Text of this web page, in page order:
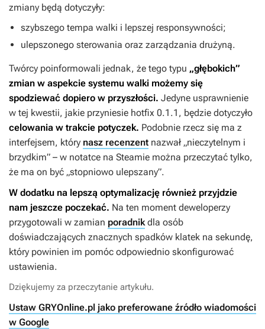
zmiany będą dotyczyły:
szybszego tempa walki i lepszej responsywności;
ulepszonego sterowania oraz zarządzania drużyną.
Twórcy poinformowali jednak, że tego typu „głębokich”
zmian w aspekcie systemu walki możemy się
spodziewać dopiero w przyszłości. Jedyne usprawnienie
w tej kwestii, jakie przyniesie hotfix 0.1.1, będzie dotyczyło
celowania w trakcie potyczek. Podobnie rzecz się ma z
interfejsem, który nasz recenzent nazwał „nieczytelnym i
brzydkim” – w notatce na Steamie można przeczytać tylko,
że ma on być „stopniowo ulepszany”.
W dodatku na lepszą optymalizację również przyjdzie
nam jeszcze poczekać. Na ten moment deweloperzy
przygotowali w zamian poradnikdla osób
doświadczających znacznych spadków klatek na sekundę,
który powinien im pomóc odpowiednio skonfigurować
ustawienia.
Dziękujemy za przeczytanie artykułu.
Ustaw GRYOnline.pl jako preferowane źródło wiadomości
w Google